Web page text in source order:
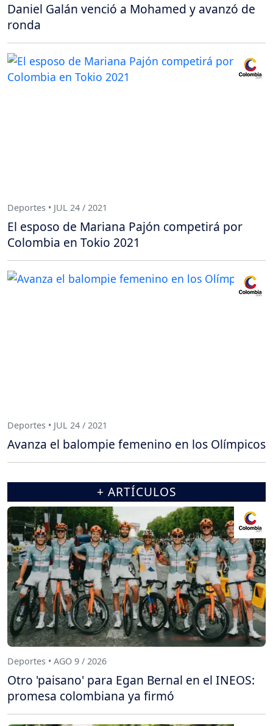
Daniel Galán venció a Mohamed y avanzó de
ronda
Deportes • JUL 24 / 2021
El esposo de Mariana Pajón competirá por
Colombia en Tokio 2021
Deportes • JUL 24 / 2021
Avanza el balompie femenino en los Olímpicos
+ ARTÍCULOS
Deportes • AGO 9 / 2026
Otro 'paisano' para Egan Bernal en el INEOS:
promesa colombiana ya firmó